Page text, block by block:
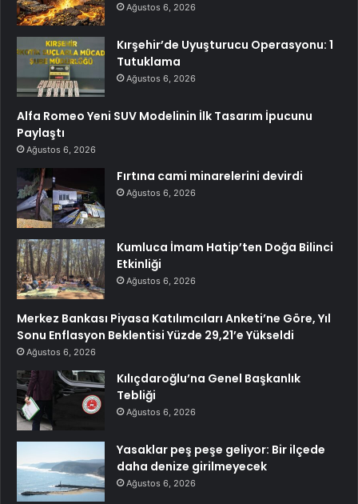
Ağustos 6, 2026
Kırşehir’de Uyuşturucu Operasyonu: 1
Tutuklama
Ağustos 6, 2026
Alfa Romeo Yeni SUV Modelinin İlk Tasarım İpucunu
Paylaştı
Ağustos 6, 2026
Fırtına cami minarelerini devirdi
Ağustos 6, 2026
Kumluca İmam Hatip’ten Doğa Bilinci
Etkinliği
Ağustos 6, 2026
Merkez Bankası Piyasa Katılımcıları Anketi’ne Göre, Yıl
Sonu Enflasyon Beklentisi Yüzde 29,21’e Yükseldi
Ağustos 6, 2026
Kılıçdaroğlu’na Genel Başkanlık
Tebliği
Ağustos 6, 2026
Yasaklar peş peşe geliyor: Bir ilçede
daha denize girilmeyecek
Ağustos 6, 2026